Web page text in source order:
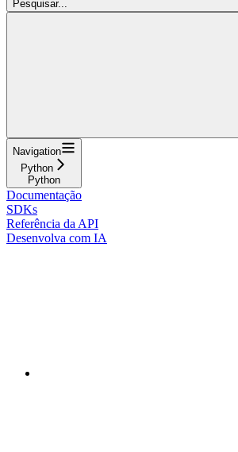
Pesquisar...
Navigation
Python
Python
Documentação
SDKs
Referência da API
Desenvolva com IA